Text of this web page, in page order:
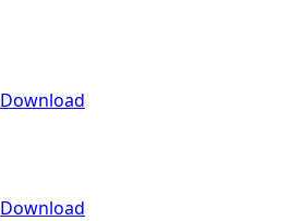
Download
Download